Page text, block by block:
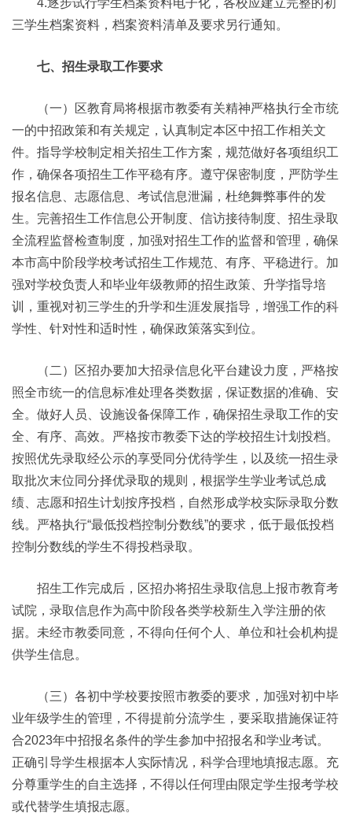
4.逐步试行学生档案资料电子化，各校应建立完整的初
三学生档案资料，档案资料清单及要求另行通知。
七、招生录取工作要求
（一）区教育局将根据市教委有关精神严格执行全市统
一的中招政策和有关规定，认真制定本区中招工作相关文
件。指导学校制定相关招生工作方案，规范做好各项组织工
作，确保各项招生工作平稳有序。遵守保密制度，严防学生
报名信息、志愿信息、考试信息泄漏，杜绝舞弊事件的发
生。完善招生工作信息公开制度、信访接待制度、招生录取
全流程监督检查制度，加强对招生工作的监督和管理，确保
本市高中阶段学校考试招生工作规范、有序、平稳进行。加
强对学校负责人和毕业年级教师的招生政策、升学指导培
训，重视对初三学生的升学和生涯发展指导，增强工作的科
学性、针对性和适时性，确保政策落实到位。
（二）区招办要加大招录信息化平台建设力度，严格按
照全市统一的信息标准处理各类数据，保证数据的准确、安
全。做好人员、设施设备保障工作，确保招生录取工作的安
全、有序、高效。严格按市教委下达的学校招生计划投档。
按照优先录取经公示的享受同分优待学生，以及统一招生录
取批次末位同分择优录取的规则，根据学生学业考试总成
绩、志愿和招生计划按序投档，自然形成学校实际录取分数
线。严格执行“最低投档控制分数线”的要求，低于最低投档
控制分数线的学生不得投档录取。
招生工作完成后，区招办将招生录取信息上报市教育考
试院，录取信息作为高中阶段各类学校新生入学注册的依
据。未经市教委同意，不得向任何个人、单位和社会机构提
供学生信息。
（三）各初中学校要按照市教委的要求，加强对初中毕
业年级学生的管理，不得提前分流学生，要采取措施保证符
合2023年中招报名条件的学生参加中招报名和学业考试。
正确引导学生根据本人实际情况，科学合理地填报志愿。充
分尊重学生的自主选择，不得以任何理由限定学生报考学校
或代替学生填报志愿。